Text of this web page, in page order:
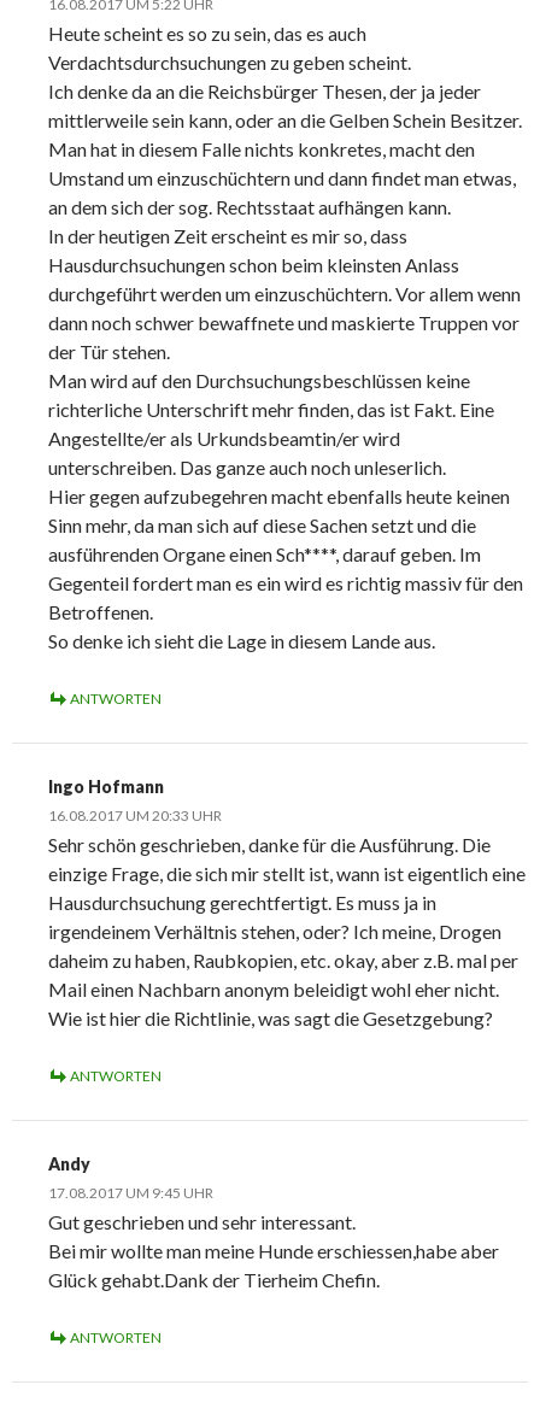
16.08.2017 UM 5:22 UHR
Heute scheint es so zu sein, das es auch
Verdachtsdurchsuchungen zu geben scheint.
Ich denke da an die Reichsbürger Thesen, der ja jeder
mittlerweile sein kann, oder an die Gelben Schein Besitzer.
Man hat in diesem Falle nichts konkretes, macht den
Umstand um einzuschüchtern und dann findet man etwas,
an dem sich der sog. Rechtsstaat aufhängen kann.
In der heutigen Zeit erscheint es mir so, dass
Hausdurchsuchungen schon beim kleinsten Anlass
durchgeführt werden um einzuschüchtern. Vor allem wenn
dann noch schwer bewaffnete und maskierte Truppen vor
der Tür stehen.
Man wird auf den Durchsuchungsbeschlüssen keine
richterliche Unterschrift mehr finden, das ist Fakt. Eine
Angestellte/er als Urkundsbeamtin/er wird
unterschreiben. Das ganze auch noch unleserlich.
Hier gegen aufzubegehren macht ebenfalls heute keinen
Sinn mehr, da man sich auf diese Sachen setzt und die
ausführenden Organe einen Sch****, darauf geben. Im
Gegenteil fordert man es ein wird es richtig massiv für den
Betroffenen.
So denke ich sieht die Lage in diesem Lande aus.
ANTWORTEN
Ingo Hofmann
16.08.2017 UM 20:33 UHR
Sehr schön geschrieben, danke für die Ausführung. Die
einzige Frage, die sich mir stellt ist, wann ist eigentlich eine
Hausdurchsuchung gerechtfertigt. Es muss ja in
irgendeinem Verhältnis stehen, oder? Ich meine, Drogen
daheim zu haben, Raubkopien, etc. okay, aber z.B. mal per
Mail einen Nachbarn anonym beleidigt wohl eher nicht.
Wie ist hier die Richtlinie, was sagt die Gesetzgebung?
ANTWORTEN
Andy
17.08.2017 UM 9:45 UHR
Gut geschrieben und sehr interessant.
Bei mir wollte man meine Hunde erschiessen,habe aber
Glück gehabt.Dank der Tierheim Chefin.
ANTWORTEN